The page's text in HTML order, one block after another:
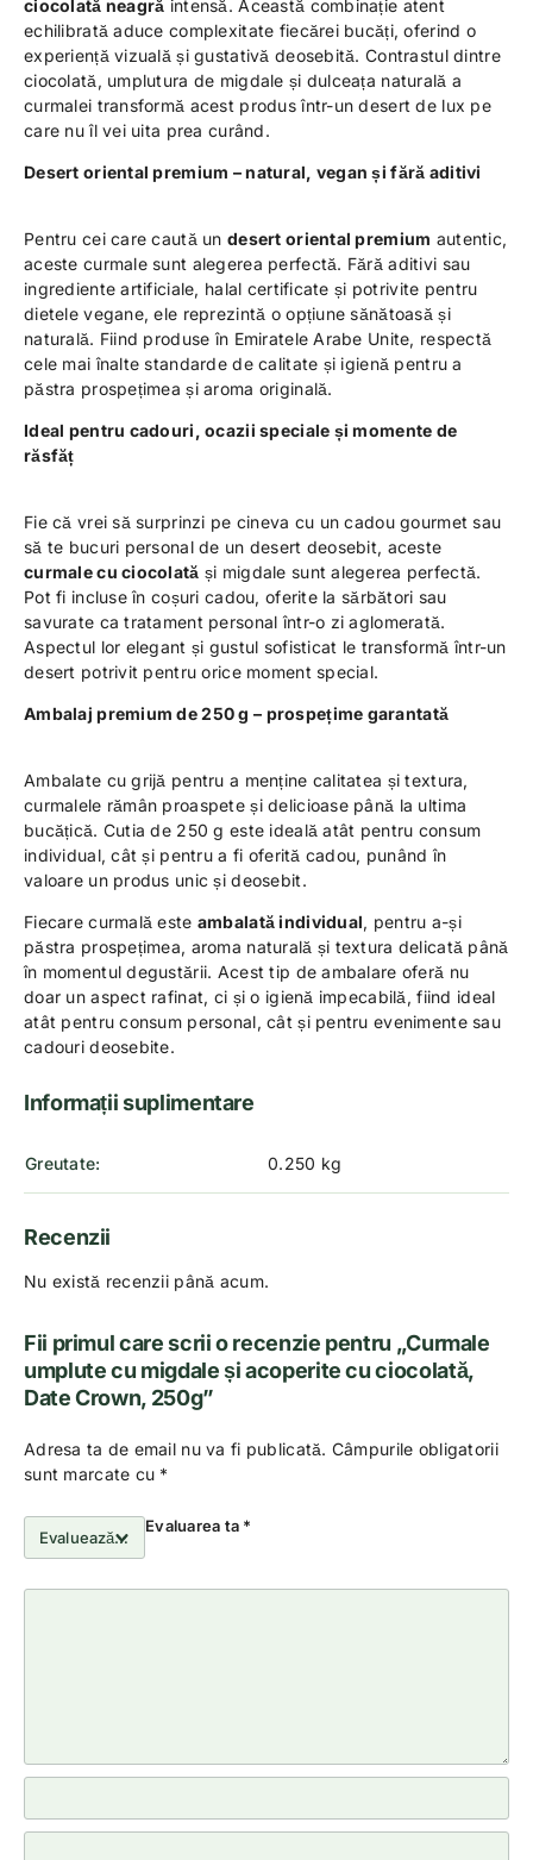
ciocolată neagră intensă. Această combinație atent
echilibrată aduce complexitate fiecărei bucăți, oferind o
experiență vizuală și gustativă deosebită. Contrastul dintre
ciocolată, umplutura de migdale și dulceața naturală a
curmalei transformă acest produs într-un desert de lux pe
care nu îl vei uita prea curând.
Desert oriental premium – natural, vegan și fără aditivi
Pentru cei care caută un desert oriental premium autentic,
aceste curmale sunt alegerea perfectă. Fără aditivi sau
ingrediente artificiale, halal certificate și potrivite pentru
dietele vegane, ele reprezintă o opțiune sănătoasă și
naturală. Fiind produse în Emiratele Arabe Unite, respectă
cele mai înalte standarde de calitate și igienă pentru a
păstra prospețimea și aroma originală.
Ideal pentru cadouri, ocazii speciale și momente de
răsfăț
Fie că vrei să surprinzi pe cineva cu un cadou gourmet sau
să te bucuri personal de un desert deosebit, aceste
curmale cu ciocolată și migdale sunt alegerea perfectă.
Pot fi incluse în coșuri cadou, oferite la sărbători sau
savurate ca tratament personal într-o zi aglomerată.
Aspectul lor elegant și gustul sofisticat le transformă într-un
desert potrivit pentru orice moment special.
Ambalaj premium de 250 g – prospețime garantată
Ambalate cu grijă pentru a menține calitatea și textura,
curmalele rămân proaspete și delicioase până la ultima
bucățică. Cutia de 250 g este ideală atât pentru consum
individual, cât și pentru a fi oferită cadou, punând în
valoare un produs unic și deosebit.
Fiecare curmală este ambalată individual, pentru a-și
păstra prospețimea, aroma naturală și textura delicată până
în momentul degustării. Acest tip de ambalare oferă nu
doar un aspect rafinat, ci și o igienă impecabilă, fiind ideal
atât pentru consum personal, cât și pentru evenimente sau
cadouri deosebite.
Informații suplimentare
Greutate 0.250 kg
Recenzii
Nu există recenzii până acum.
Fii primul care scrii o recenzie pentru „Curmale
umplute cu migdale și acoperite cu ciocolată,
Date Crown, 250g”
Adresa ta de email nu va fi publicată. Câmpurile obligatorii
sunt marcate cu *
Evaluarea ta *